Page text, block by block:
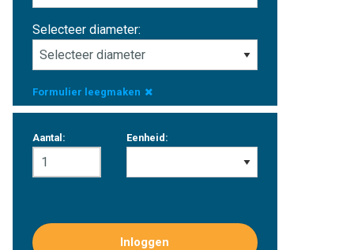
Selecteer diameter:
Formulier leegmaken
Aantal: Eenheid:
Inloggen